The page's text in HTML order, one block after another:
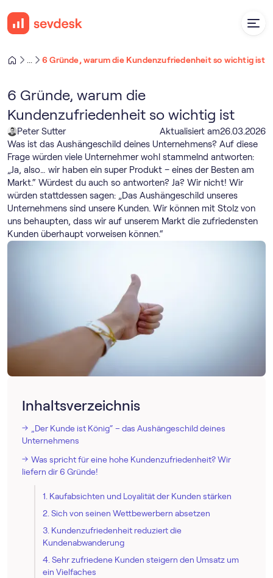
6 Gründe, warum die Kundenzufriedenheit so wichtig ist
6 Gründe, warum die
Kundenzufriedenheit so wichtig ist
Peter Sutter Aktualisiert am26.03.2026
Was ist das Aushängeschild deines Unternehmens? Auf diese
Frage würden viele Unternehmer wohl stammelnd antworten:
„Ja, also… wir haben ein super Produkt – eines der Besten am
Markt.“ Würdest du auch so antworten? Ja? Wir nicht! Wir
würden stattdessen sagen: „Das Aushängeschild unseres
Unternehmens sind unsere Kunden. Wir können mit Stolz von
uns behaupten, dass wir auf unserem Markt die zufriedensten
Kunden überhaupt vorweisen können.“
Inhaltsverzeichnis
„Der Kunde ist König“ – das Aushängeschild deines
Unternehmens
Was spricht für eine hohe Kundenzufriedenheit? Wir
liefern dir 6 Gründe!
1. Kaufabsichten und Loyalität der Kunden stärken
2. Sich von seinen Wettbewerbern absetzen
3. Kundenzufriedenheit reduziert die
Kundenabwanderung
4. Sehr zufriedene Kunden steigern den Umsatz um
ein Vielfaches